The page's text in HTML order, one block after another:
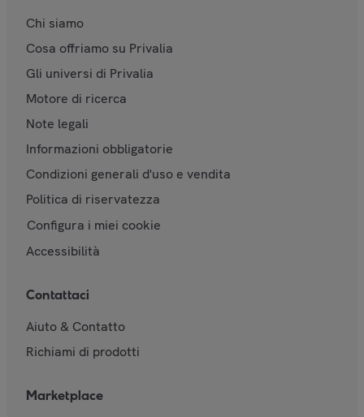
Chi siamo
Cosa offriamo su Privalia
Gli universi di Privalia
Motore di ricerca
Note legali
Informazioni obbligatorie
Condizioni generali d'uso e vendita
Politica di riservatezza
Configura i miei cookie
Accessibilità
Contattaci
Aiuto & Contatto
Richiami di prodotti
Marketplace